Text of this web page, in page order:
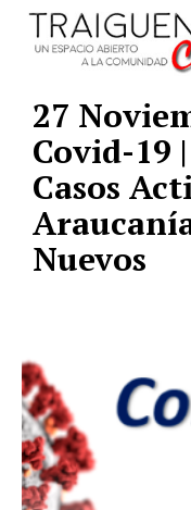
27
Covid-19
Casos
Nuevos